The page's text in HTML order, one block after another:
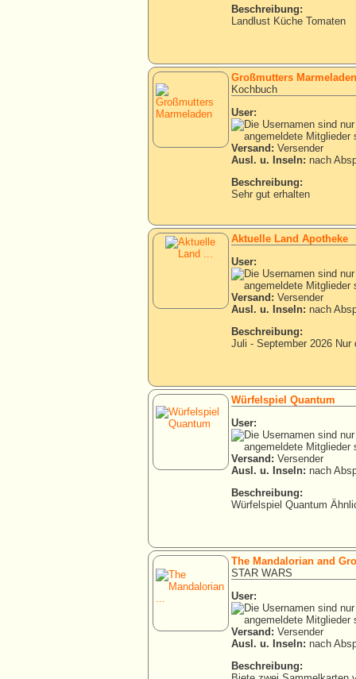
Beschreibung:
Landlust Küche Tomaten
Großmutters Marmeladen
Kochbuch
User:
Versand: Versender
Ausl. u. Inseln: nach
Beschreibung:
Sehr gut erhalten
Aktuelle Land Apotheke
User:
Versand: Versender
Ausl. u. Inseln: nach
Beschreibung:
Juli - September 2026 Nur
Würfelspiel Quantum
User:
Versand: Versender
Ausl. u. Inseln: nach
Beschreibung:
Würfelspiel Quantum
The Mandalorian and
STAR WARS
User:
Versand: Versender
Ausl. u. Inseln: nach
Beschreibung: